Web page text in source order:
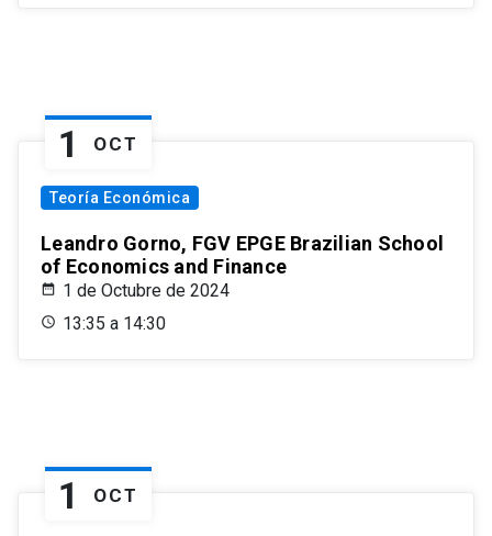
1 OCT
Teoría Económica
Leandro Gorno, FGV EPGE Brazilian School
of Economics and Finance
1 de Octubre de 2024
13:35 a 14:30
1 OCT